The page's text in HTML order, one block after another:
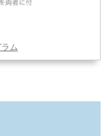
ム